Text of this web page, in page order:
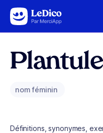
Aller au contenu
Plantule
nom féminin
Définitions, synonymes,